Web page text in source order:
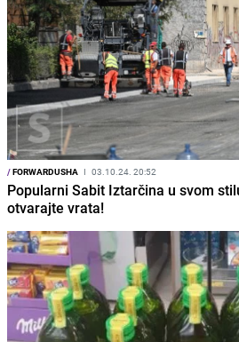
/FORWARDUSHA I 03.10.24. 20:52
Popularni Sabit Iztarčina u svom
otvarajte vrata!